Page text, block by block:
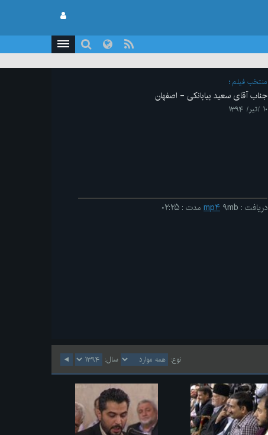
منتخب فیلم
جناب آقای سعید بیابانکی - اصفهان
۱۰ /تیر/ ۱۳۹۴
دریافت : mp۴ ۹mb مدت : ۰۲:۲۵
نوع: سال: